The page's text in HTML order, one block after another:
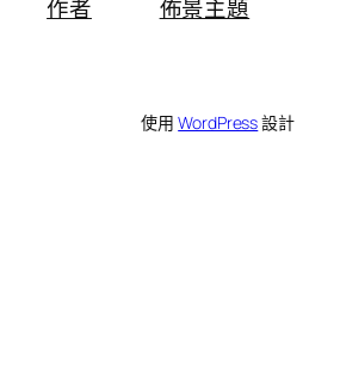
作者
佈景主題
使用WordPress設計